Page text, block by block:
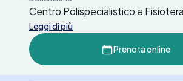
Centro Polispecialistico e
Leggi di più
Prenota online